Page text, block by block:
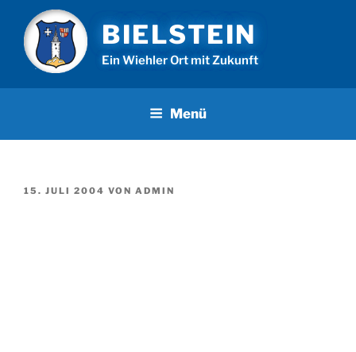
Inhalt
springen
BIELSTEIN
Ein Wiehler Ort mit Zukunft
Menü
VERÖFFENTLICHT
15. JULI 2004 VON ADMIN